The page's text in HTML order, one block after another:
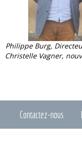
Philippe Burg,
Christelle Vagner,
Footer
Contactez-nous